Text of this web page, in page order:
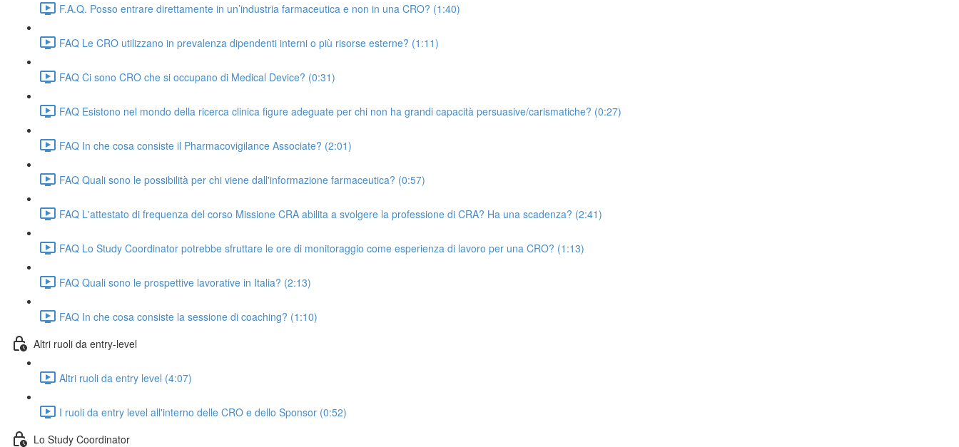
F.A.Q. Posso entrare direttamente in un’industria farmaceutica e non in una CRO? (1:40)
FAQ Le CRO utilizzano in prevalenza dipendenti interni o più risorse esterne? (1:11)
FAQ Ci sono CRO che si occupano di Medical Device? (0:31)
FAQ Esistono nel mondo della ricerca clinica figure adeguate per chi non ha grandi capacità persuasive/carismatiche? (0:27)
FAQ In che cosa consiste il Pharmacovigilance Associate? (2:01)
FAQ Quali sono le possibilità per chi viene dall'informazione farmaceutica? (0:57)
FAQ L'attestato di frequenza del corso Missione CRA abilita a svolgere la professione di CRA? Ha una scadenza? (2:41)
FAQ Lo Study Coordinator potrebbe sfruttare le ore di monitoraggio come esperienza di lavoro per una CRO? (1:13)
FAQ Quali sono le prospettive lavorative in Italia? (2:13)
FAQ In che cosa consiste la sessione di coaching? (1:10)
Altri ruoli da entry-level
Altri ruoli da entry level (4:07)
I ruoli da entry level all'interno delle CRO e dello Sponsor (0:52)
Lo Study Coordinator